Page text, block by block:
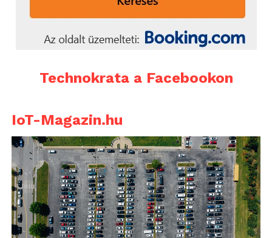
Technokrata a Facebookon
IoT-Magazin.hu